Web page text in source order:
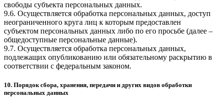
свободы субъекта персональных данных.
9.6. Осуществляется обработка персональных данных, доступ
неограниченного круга лиц к которым предоставлен
субъектом персональных данных либо по его просьбе (далее –
общедоступные персональные данные).
9.7. Осуществляется обработка персональных данных,
подлежащих опубликованию или обязательному раскрытию в
соответствии с федеральным законом.
10. Порядок сбора, хранения, передачи и других видов обработки
персональных данных